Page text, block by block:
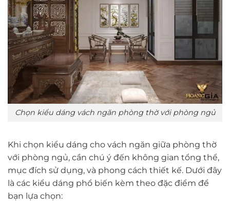
Chọn kiểu dáng vách ngăn phòng thờ với phòng ngủ
Khi chọn kiểu dáng cho vách ngăn giữa phòng thờ
với phòng ngủ, cần chú ý đến không gian tổng thể,
mục đích sử dụng, và phong cách thiết kế. Dưới đây
là các kiểu dáng phổ biến kèm theo đặc điểm để
bạn lựa chọn: